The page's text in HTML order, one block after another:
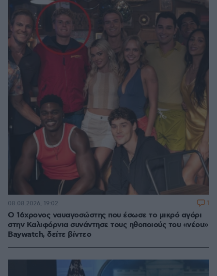
Ο 16χρονος ναυαγοσώστης που έσωσε το μικρό αγόρι
στην Καλιφόρνια συνάντησε τους ηθοποιούς του «νέου»
Baywatch, δείτε βίντεο
08.08.2026, 19:02 1